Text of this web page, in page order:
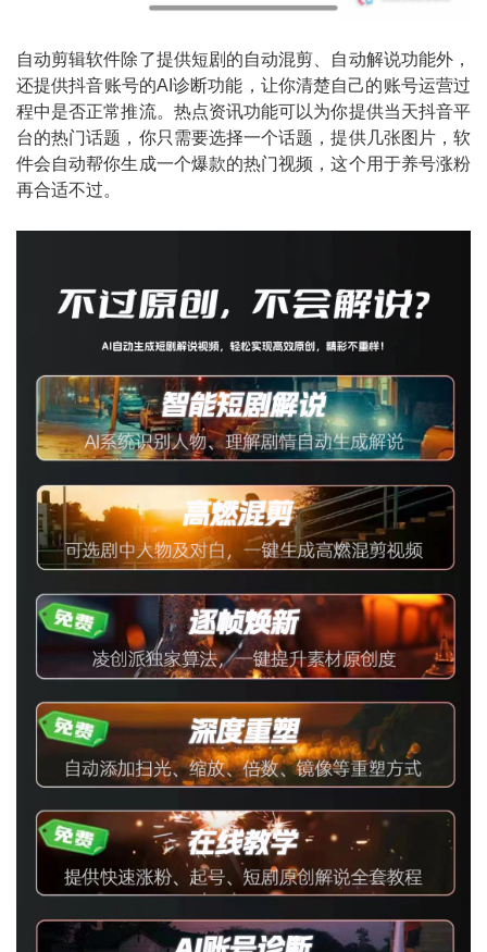
自动剪辑软件除了提供短剧的自动混剪、自动解说功能外，
还提供抖音账号的AI诊断功能，让你清楚自己的账号运营过
程中是否正常推流。热点资讯功能可以为你提供当天抖音平
台的热门话题，你只需要选择一个话题，提供几张图片，软
件会自动帮你生成一个爆款的热门视频，这个用于养号涨粉
再合适不过。